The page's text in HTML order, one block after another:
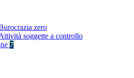
zero
soggette a controllo
7